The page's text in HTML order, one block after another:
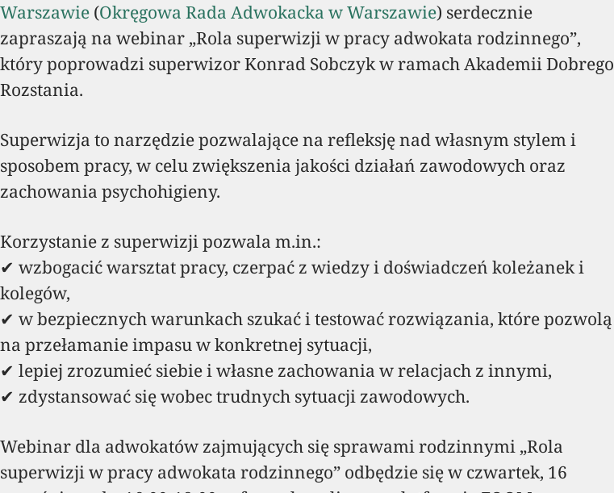
Warszawie (Okręgowa Rada Adwokacka w Warszawie) serdecznie
zapraszają na webinar „Rola superwizji w pracy adwokata rodzinnego”,
który poprowadzi superwizor Konrad Sobczyk w ramach Akademii Dobrego
Rozstania.
Superwizja to narzędzie pozwalające na refleksję nad własnym stylem i
sposobem pracy, w celu zwiększenia jakości działań zawodowych oraz
zachowania psychohigieny.
Korzystanie z superwizji pozwala m.in.:
✔ wzbogacić warsztat pracy, czerpać z wiedzy i doświadczeń koleżanek i
kolegów,
✔ w bezpiecznych warunkach szukać i testować rozwiązania, które pozwolą
na przełamanie impasu w konkretnej sytuacji,
✔ lepiej zrozumieć siebie i własne zachowania w relacjach z innymi,
✔ zdystansować się wobec trudnych sytuacji zawodowych.
Webinar dla adwokatów zajmujących się sprawami rodzinnymi „Rola
superwizji w pracy adwokata rodzinnego” odbędzie się w czwartek, 16